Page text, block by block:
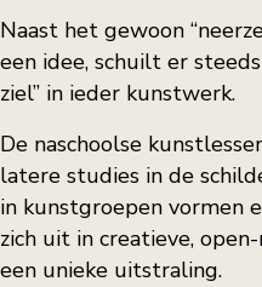
Naast het gewoon
een idee, schuilt er
ziel” in ieder kunstwerk.
De naschoolse
latere studies in de
in kunstgroepen vormen
zich uit in creatieve,
een unieke uitstraling.